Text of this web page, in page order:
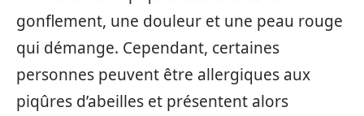
gonflement, une douleur et une peau rouge
qui démange. Cependant, certaines
personnes peuvent être allergiques aux
piqûres d’abeilles et présentent alors